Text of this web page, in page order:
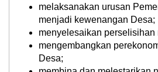
melaksanakan urusan
menjadi kewenangan Desa;
menyelesaikan perselisihan
mengembangkan
Desa;